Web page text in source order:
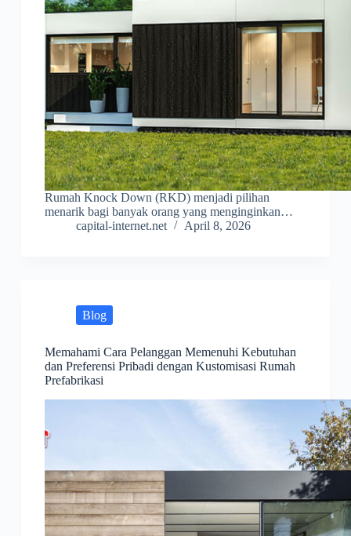
Rumah Knock Down (RKD) menjadi pilihan
menarik bagi banyak orang yang menginginkan…
capital-internet.net
April 8, 2026
Blog
Memahami Cara Pelanggan Memenuhi Kebutuhan
dan Preferensi Pribadi dengan Kustomisasi Rumah
Prefabrikasi